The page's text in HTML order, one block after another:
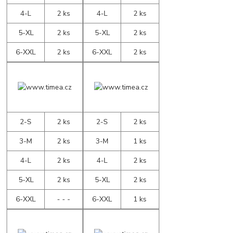
4-L
2 ks
5-XL
2 ks
6-XXL
2 ks
4-L
2 ks
5-XL
2 ks
6-XXL
2 ks
2-S
2 ks
3-M
2 ks
4-L
2 ks
5-XL
2 ks
6-XXL
- - -
2-S
2 ks
3-M
1 ks
4-L
2 ks
5-XL
2 ks
6-XXL
1 ks